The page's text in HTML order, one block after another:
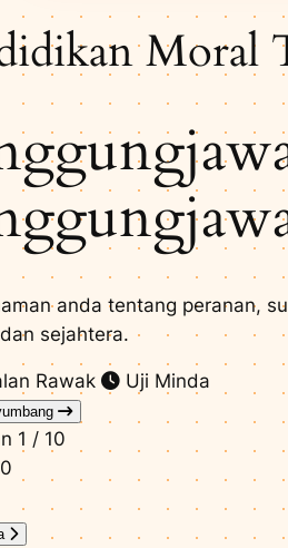
Moral
anda tentang peranan,
sejahtera.
Rawak Uji Minda
1 / 10
0